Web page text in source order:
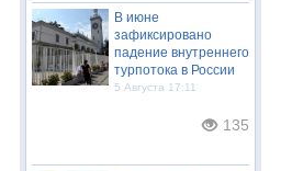
В июне
зафиксировано
падение внутреннего
турпотока в России
5 Августа 17:11
135